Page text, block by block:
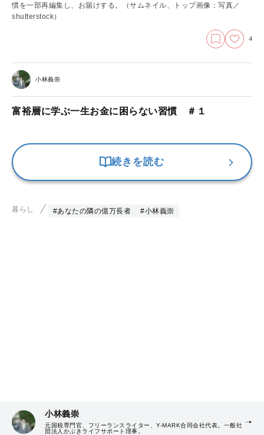
慣を一部再編集し、お届けする。（サムネイル、トップ画像：写真／
shutterstock）
4
小林義崇
富裕層に学ぶ一生お金に困らない習慣 ＃１
続きを読む
暮らし #あなたの隣の億万長者 #小林義崇
小林義崇
元国税専門官、フリーランスライター、Y-MARK合同会社代表。一般社
団法人かぶきライフサポート理事。